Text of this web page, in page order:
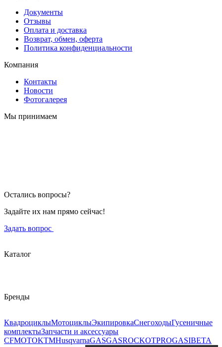
Документы
Отзывы
Оплата и доставка
Возврат, обмен, оферта
Политика конфиденциальности
Компания
Контакты
Новости
Фотогалерея
Мы принимаем
Остались вопросы?
Задайте их нам прямо сейчас!
Задать вопрос
Каталог
Бренды
КвадроциклыМотоциклыЭкипировкаСнегоходыГусеничные
комплектыЗапчасти и аксессуары
CFMOTOKTMHusqvarnaGASGASROCKOTPROGASIBETA